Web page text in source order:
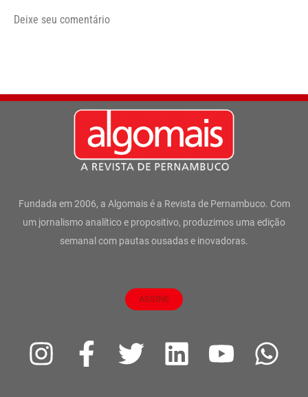
Deixe seu comentário
Fundada em 2006, a Algomais é a Revista de Pernambuco. Com
um jornalismo analítico e propositivo, produzimos uma edição
semanal com pautas ousadas e inovadoras.
ASSINE
I
F
a
T
L
Y
W